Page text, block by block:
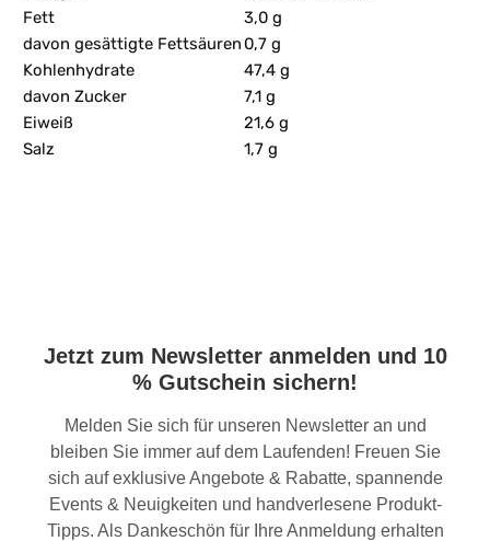
Fett
3,0 g
davon gesättigte Fettsäuren 0,7 g
Kohlenhydrate
47,4 g
davon Zucker
7,1 g
Eiweiß
21,6 g
Salz
1,7 g
Jetzt zum Newsletter anmelden und 10
% Gutschein sichern!
Melden Sie sich für unseren Newsletter an und
bleiben Sie immer auf dem Laufenden! Freuen Sie
sich auf exklusive Angebote & Rabatte, spannende
Events & Neuigkeiten und handverlesene Produkt-
Tipps. Als Dankeschön für Ihre Anmeldung erhalten